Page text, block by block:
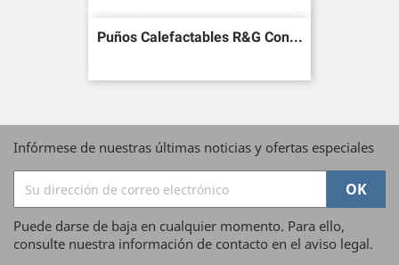
Puños Calefactables R&G Con...
Infórmese de nuestras últimas noticias y ofertas especiales
Puede darse de baja en cualquier momento. Para ello,
consulte nuestra información de contacto en el aviso legal.